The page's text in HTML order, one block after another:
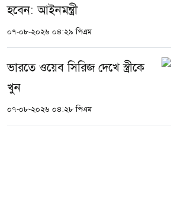
হবেন: আইনমন্ত্রী
০৭-০৮-২০২৬ ০৪:২৯ পিএম
ভারতে ওয়েব সিরিজ দেখে স্ত্রীকে
খুন
০৭-০৮-২০২৬ ০৪:২৮ পিএম